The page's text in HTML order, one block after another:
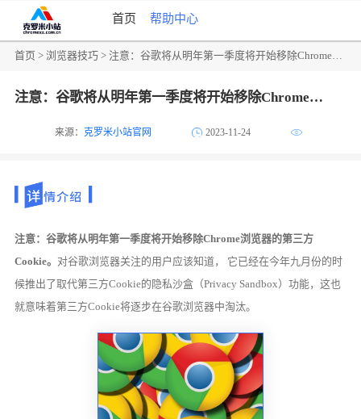
首页 帮助中心
首页 >浏览器技巧 > 注意：谷歌将从明年第一季度将开始移除Chrome浏览器的第三方Cookie
注意：谷歌将从明年第一季度将开始移除Chrome浏览器的第三方Cookie
来源：克罗米小站官网 2023-11-24
注意：谷歌将从明年第一季度将开始移除Chrome浏览器的第三方
Cookie。 对谷歌浏览器关注的用户应该知道， 它已经在今年九月份的时
候推出了取代第三方Cookie的隐私沙盒（Privacy Sandbox）功能，这也
就意味着第三方Cookie将逐步在谷歌浏览器中淘汰。